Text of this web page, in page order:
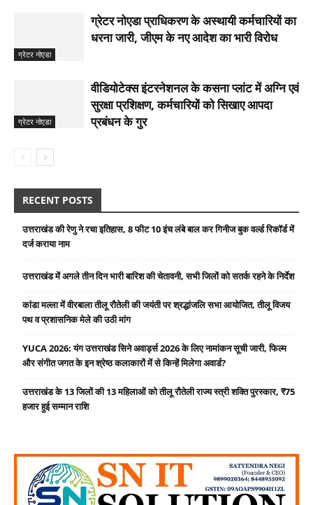
ग्रेटर नोएडा
ग्रेटर नोएडा प्राधिकरण के अस्थायी कर्मचारियों का
धरना जारी, जीएम के नए आदेश का भारी विरोध
ग्रेटर नोएडा
वीडियोटेक्स इंटरनेशनल के कसना प्लांट में अग्नि एवं
सुरक्षा प्रशिक्षण, कर्मचारियों को सिखाए आपदा
प्रबंधन के गुर
RECENT POSTS
उत्तराखंड की रेणु ने रचा इतिहास, 8 फीट 10 इंच लंबे बाल कर गिनीज बुक वर्ल्ड रिकॉर्ड में
दर्ज कराया नाम
उत्तराखंड में अगले तीन दिन भारी बारिश की चेतावनी, सभी जिलों को सतर्क रहने के निर्देश
कांडा मल्ला में वीरबाला तीलू रौतेली की जयंती पर श्रद्धांजलि सभा आयोजित, तीलू विजय
पथ व प्रशासनिक मेले की उठी मांग
YUCA 2026: यंग उत्तराखंड सिने अवार्ड्स 2026 के लिए नामांकन सूची जारी, फिल्म
और संगीत जगत के इन श्रेष्ठ कलाकारों में से किन्हें मिलेगा अवार्ड?
उत्तराखंड के 13 जिलों की 13 महिलाओं को तीलू रौतेली राज्य स्त्री शक्ति पुरस्कार, ₹75
हजार हुई सम्मान राशि